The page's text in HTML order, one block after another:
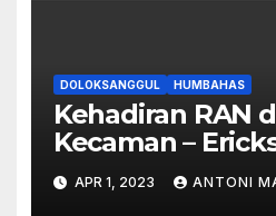
DOLOKSANGGUL HUMBAHAS
Kehadiran RAN
Kecaman –
: Justru KSPPM
kuat sebagai
APR 1, 2023 ANTONI